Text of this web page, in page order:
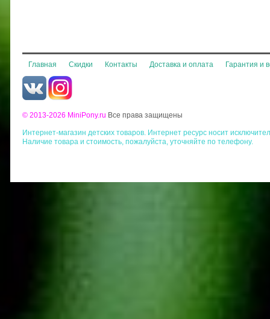
Главная Скидки Контакты Доставка и оплата Гарантия и
© 2013-2026 MiniPony.ru Все права защищены
Интернет-магазин детских товаров. Интернет ресурс носит
Наличие товара и стоимость, пожалуйста, уточняйте по телефону.